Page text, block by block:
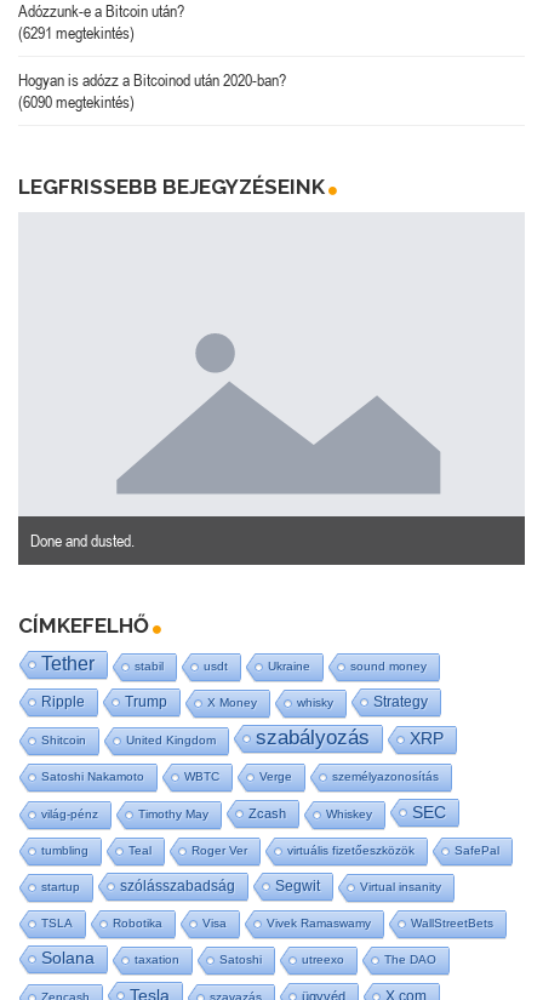
Adózzunk-e a Bitcoin után?
(6291 megtekintés)
Hogyan is adózz a Bitcoinod után 2020-ban?
(6090 megtekintés)
LEGFRISSEBB BEJEGYZÉSEINK
Done and dusted.
CÍMKEFELHŐ
Tether stabil usdt Ukraine sound money
Ripple Trump X Money whisky Strategy
Shitcoin United Kingdom szabályozás XRP
Satoshi Nakamoto WBTC Verge személyazonosítás
világ-pénz Timothy May Zcash Whiskey SEC
tumbling Teal Roger Ver virtuális fizetőeszközök SafePal
startup szólásszabadság Segwit Virtual insanity
TSLA Robotika Visa Vivek Ramaswamy WallStreetBets
Solana taxation Satoshi utreexo The DAO
Zencash Tesla szavazás ügyvéd X.com